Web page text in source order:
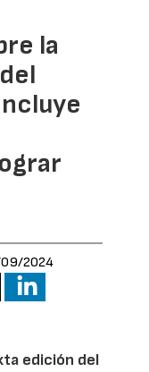
la
2024
edición del